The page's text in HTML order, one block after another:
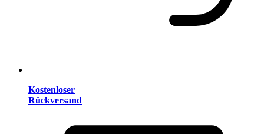
Kostenloser
Rückversand